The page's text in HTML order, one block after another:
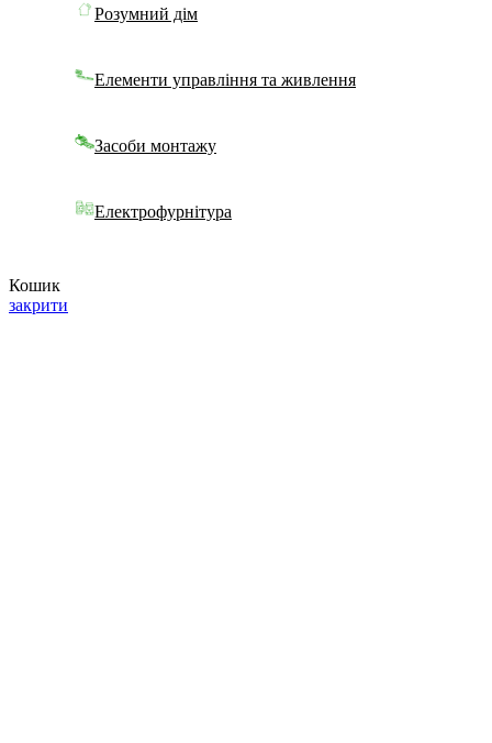
Розумний дім
Елементи управління та живлення
Засоби монтажу
Електрофурнітура
Кошик
закрити